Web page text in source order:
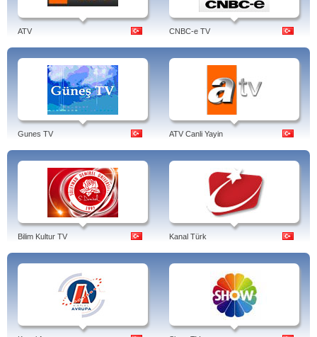
ATV CNBC-e TV
Gunes TV ATV Canli Yayin
Bilim Kultur TV Kanal Türk